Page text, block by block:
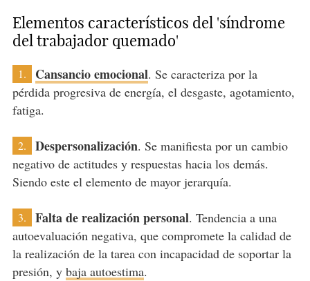
Elementos característicos del 'síndrome
del trabajador quemado'
1. Cansancio emocional. Se caracteriza por la
pérdida progresiva de energía, el desgaste, agotamiento,
fatiga.
2. Despersonalización. Se manifiesta por un cambio
negativo de actitudes y respuestas hacia los demás.
Siendo este el elemento de mayor jerarquía.
3. Falta de realización personal. Tendencia a una
autoevaluación negativa, que compromete la calidad de
la realización de la tarea con incapacidad de soportar la
presión, y baja autoestima.